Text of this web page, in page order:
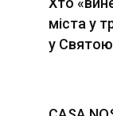
міста у
у